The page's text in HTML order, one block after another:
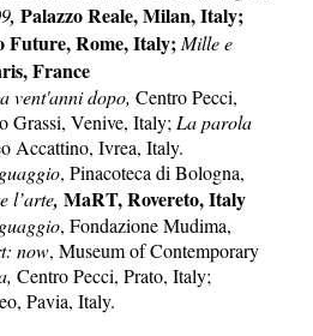
, Palazzo Reale, Milan, Italy;
Future, Rome, Italy;Mille e
France
vent'anni dopo, Centro Pecci,
Grassi, Venive, Italy; La parola
Accattino, Ivrea, Italy.
, Pinacoteca di Bologna,
l’arte, MaRT, Rovereto, Italy
, Fondazione Mudima,
now, Museum of Contemporary
Centro Pecci, Prato, Italy;
Pavia, Italy.